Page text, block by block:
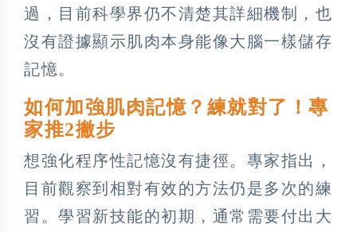
過，目前科學界仍不清楚其詳細機制，也
沒有證據顯示肌肉本身能像大腦一樣儲存
記憶。
如何加強肌肉記憶？練就對了！專
家推2撇步
想強化程序性記憶沒有捷徑。專家指出，
目前觀察到相對有效的方法仍是多次的練
習。學習新技能的初期，通常需要付出大